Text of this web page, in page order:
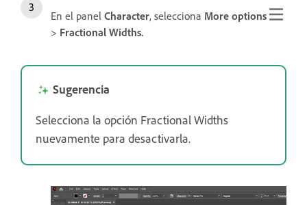
En el panel Character, selecciona More options
> Fractional Widths.
Sugerencia
Selecciona la opción Fractional Widths
nuevamente para desactivarla.